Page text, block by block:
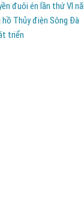
đuôi én lần thứ VI
Thủy điện Sông Đà
triển